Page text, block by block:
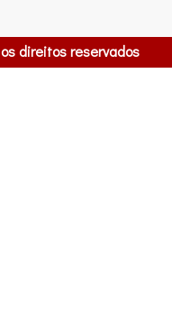
direitos reservados